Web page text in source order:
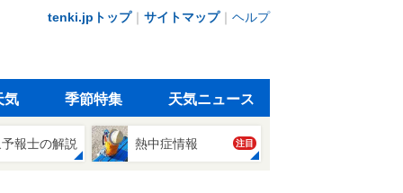
tenki.jpトップ｜ サイトマップ｜ ヘルプ
気 季節特集 天気ニュース
報士の解説 熱中症情報 注目